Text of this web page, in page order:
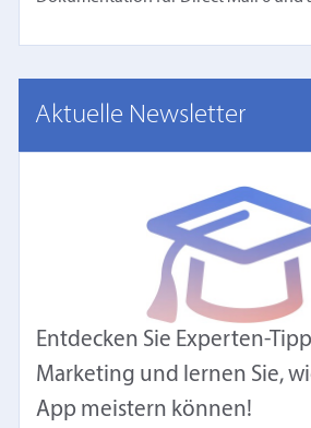
Aktuelle Newsletter
Entdecken Sie Experten-
Marketing und lernen Sie,
App meistern können!